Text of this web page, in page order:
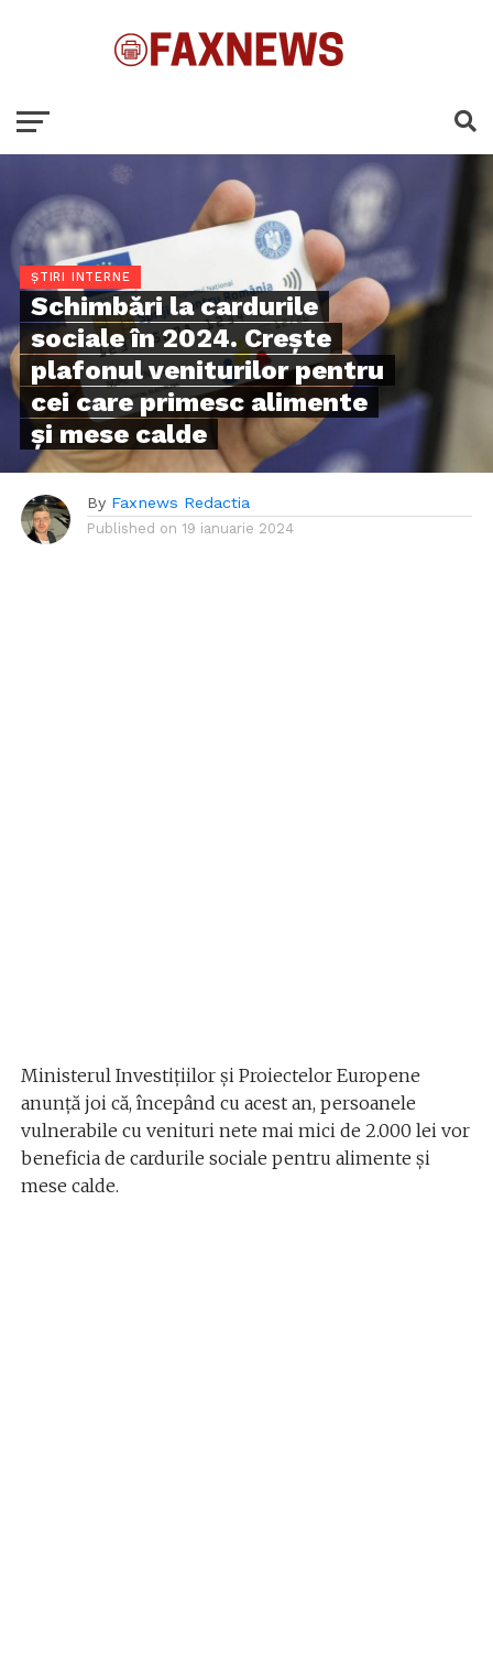
ȘTIRI INTERNE
Schimbări la cardurile
sociale în 2024. Crește
plafonul veniturilor pentru
cei care primesc alimente
şi mese calde
By Faxnews Redactia
Published on 19 ianuarie 2024
Ministerul Investiţiilor şi Proiectelor Europene
anunţă joi că, începând cu acest an, persoanele
vulnerabile cu venituri nete mai mici de 2.000 lei vor
beneficia de cardurile sociale pentru alimente şi
mese calde.